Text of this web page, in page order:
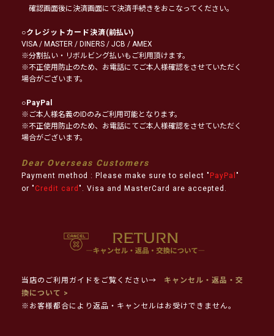
確認画面後に決済画面にて決済手続きをおこなってください。
○クレジットカード決済(前払い)
VISA / MASTER / DINERS / JCB / AMEX
※分割払い・リボルビング払いもご利用頂けます。
※不正使用防止のため、お電話にてご本人様確認をさせていただく
場合がございます。
○PayPal
※ご本人様名義のIDのみご利用可能となります。
※不正使用防止のため、お電話にてご本人様確認をさせていただく
場合がございます。
Dear Overseas Customers
Payment method : Please make sure to select " PayPal "
or " Credit card ". Visa and MasterCard are accepted.
当店のご利用ガイドをご覧ください→
キャンセル・返品・交
換について >
※お客様都合により返品・キャンセルはお受けできません。